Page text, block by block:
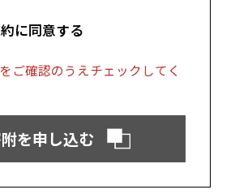
）明和町（三重県）
県）京都市（京都府）
）
） 豊岡市（兵庫県）
）香美町（兵庫県）
に同意する
ご確認のうえチェックしてく
を申し込む